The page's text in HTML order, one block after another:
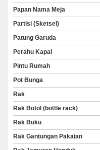
Papan Nama Meja
Partisi (Sketsel)
Patung Garuda
Perahu Kapal
Pintu Rumah
Pot Bunga
Rak
Rak Botol (bottle rack)
Rak Buku
Rak Gantungan Pakaian